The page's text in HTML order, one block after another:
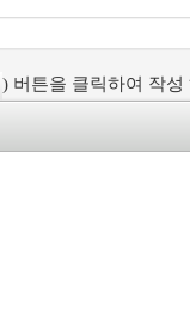
) 버튼을 클릭하여 작성